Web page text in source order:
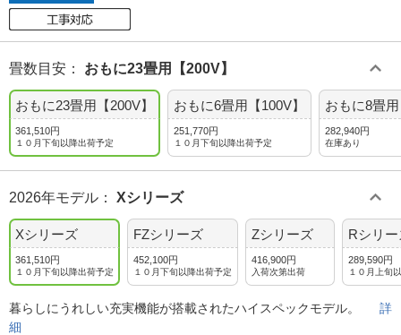
畳数目安 ： おもに23畳用【200V】
おもに23畳用【200V】
361,510円
１０月下旬以降出荷予定
おもに6畳用【100V】
251,770円
１０月下旬以降出荷予定
おもに8畳
282,940円
在庫あり
2026年モデル ： Xシリーズ
Xシリーズ
361,510円
１０月下旬以降出荷予定
FZシリーズ
452,100円
１０月下旬以降出荷予定
Zシリーズ
416,900円
入荷次第出荷
Rシリー
289,590円
１０月上旬
暮らしにうれしい充実機能が搭載されたハイスペックモデル。 詳
細